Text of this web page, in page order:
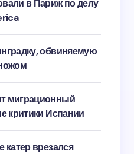
в Париж по делу
обвиняемую
миграционный
критики Испании
катер врезался